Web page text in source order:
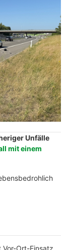
Unfälle
mit einem